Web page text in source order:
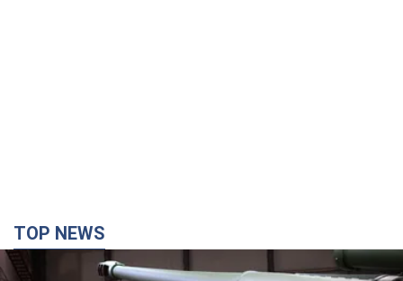
TOP NEWS